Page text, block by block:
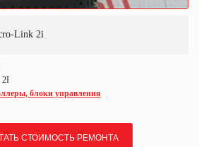
Link 2i
2I
блоки управления
СТОИМОСТЬ РЕМОНТА